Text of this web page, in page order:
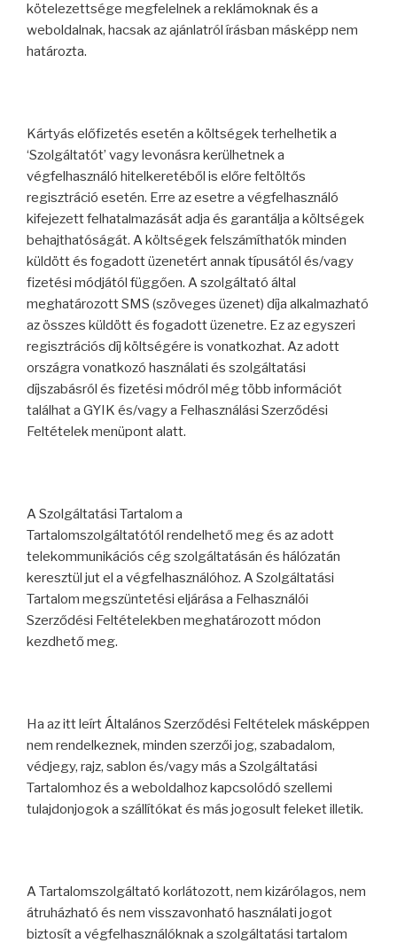
kötelezettsége megfelelnek a reklámoknak és a
weboldalnak, hacsak az ajánlatról írásban másképp nem
határozta.
Kártyás előfizetés esetén a költségek terhelhetik a
‘Szolgáltatót’ vagy levonásra kerülhetnek a
végfelhasználó hitelkeretéből is előre feltöltős
regisztráció esetén. Erre az esetre a végfelhasználó
kifejezett felhatalmazását adja és garantálja a költségek
behajthatóságát. A költségek felszámíthatók minden
küldött és fogadott üzenetért annak típusától és/vagy
fizetési módjától függően. A szolgáltató által
meghatározott SMS (szöveges üzenet) díja alkalmazható
az összes küldött és fogadott üzenetre. Ez az egyszeri
regisztrációs díj költségére is vonatkozhat. Az adott
országra vonatkozó használati és szolgáltatási
díjszabásról és fizetési módról még több információt
találhat a GYIK és/vagy a Felhasználási Szerződési
Feltételek menüpont alatt.
A Szolgáltatási Tartalom a
Tartalomszolgáltatótól rendelhető meg és az adott
telekommunikációs cég szolgáltatásán és hálózatán
keresztül jut el a végfelhasználóhoz. A Szolgáltatási
Tartalom megszüntetési eljárása a Felhasználói
Szerződési Feltételekben meghatározott módon
kezdhető meg.
Ha az itt leírt Általános Szerződési Feltételek másképpen
nem rendelkeznek, minden szerzői jog, szabadalom,
védjegy, rajz, sablon és/vagy más a Szolgáltatási
Tartalomhoz és a weboldalhoz kapcsolódó szellemi
tulajdonjogok a szállítókat és más jogosult feleket illetik.
A Tartalomszolgáltató korlátozott, nem kizárólagos, nem
átruházható és nem visszavonható használati jogot
biztosít a végfelhasználóknak a szolgáltatási tartalom